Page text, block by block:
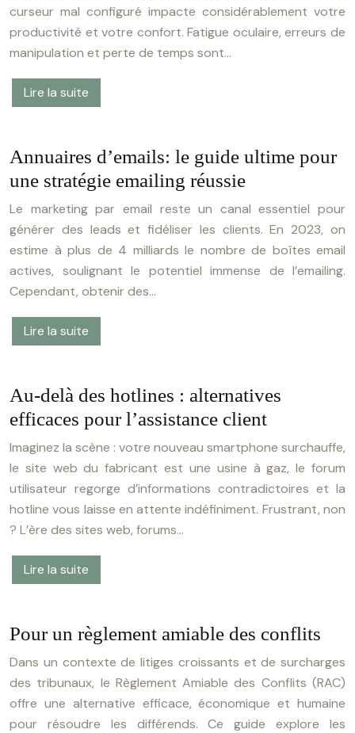
curseur mal configuré impacte considérablement votre
productivité et votre confort. Fatigue oculaire, erreurs de
manipulation et perte de temps sont…
Lire la suite
Annuaires d’emails: le guide ultime pour
une stratégie emailing réussie
Le marketing par email reste un canal essentiel pour
générer des leads et fidéliser les clients. En 2023, on
estime à plus de 4 milliards le nombre de boîtes email
actives, soulignant le potentiel immense de l’emailing.
Cependant, obtenir des…
Lire la suite
Au-delà des hotlines : alternatives
efficaces pour l’assistance client
Imaginez la scène : votre nouveau smartphone surchauffe,
le site web du fabricant est une usine à gaz, le forum
utilisateur regorge d’informations contradictoires et la
hotline vous laisse en attente indéfiniment. Frustrant, non
? L’ère des sites web, forums…
Lire la suite
Pour un règlement amiable des conflits
Dans un contexte de litiges croissants et de surcharges
des tribunaux, le Règlement Amiable des Conflits (RAC)
offre une alternative efficace, économique et humaine
pour résoudre les différends. Ce guide explore les